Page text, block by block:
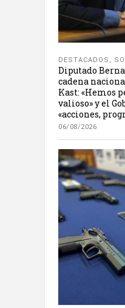
DESTACADOS ,
Diputado
cadena
Kast: «Hemos
valioso» y el
«acciones,
06/08/2026